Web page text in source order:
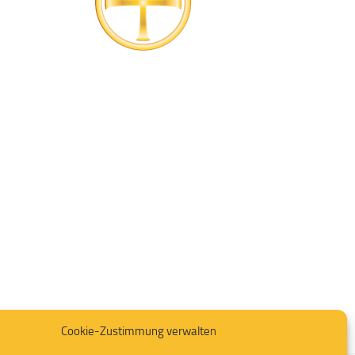
Cookie-Zustimmung verwalten